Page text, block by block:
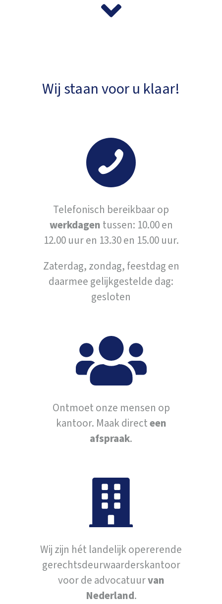
Wij staan voor u klaar!
Telefonisch bereikbaar op
werkdagen tussen: 10.00 en
12.00 uur en 13.30 en 15.00 uur.
Zaterdag, zondag, feestdag en
daarmee gelijkgestelde dag:
gesloten
Ontmoet onze mensen op
kantoor. Maak directeen
afspraak.
Wij zijn hét landelijk opererende
gerechtsdeurwaarderskantoor
voor de advocatuurvan
Nederland.